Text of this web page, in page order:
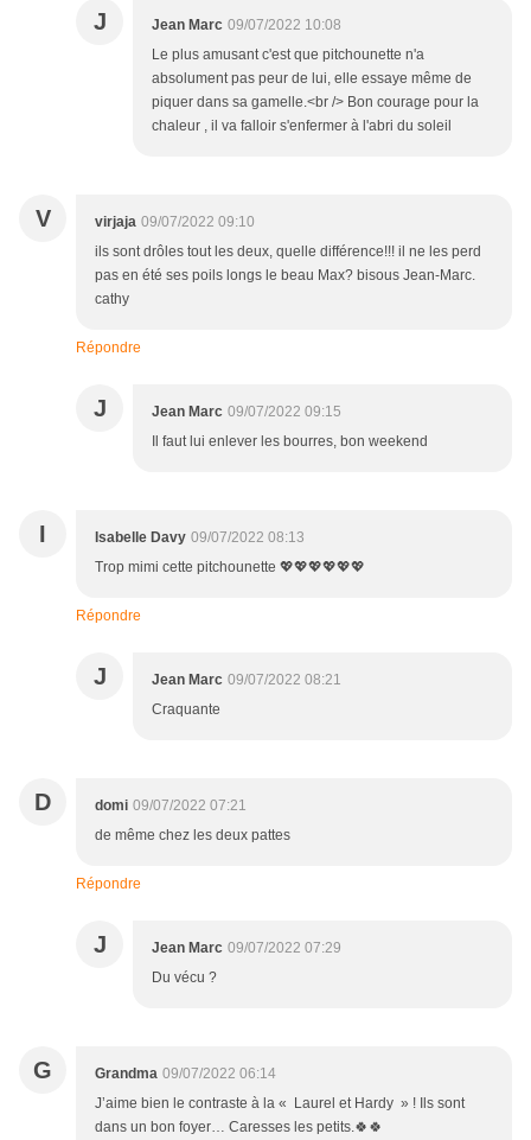
J Jean Marc 09/07/2022 10:08
Le plus amusant c'est que pitchounette n'a
absolument pas peur de lui, elle essaye même de
piquer dans sa gamelle.<br /> Bon courage pour la
chaleur , il va falloir s'enfermer à l'abri du soleil
V virjaja 09/07/2022 09:10
ils sont drôles tout les deux, quelle différence!!! il ne les perd
pas en été ses poils longs le beau Max? bisous Jean-Marc.
cathy
Répondre
J Jean Marc 09/07/2022 09:15
Il faut lui enlever les bourres, bon weekend
I Isabelle Davy 09/07/2022 08:13
Trop mimi cette pitchounette 💖💖💖💖💖💖
Répondre
J Jean Marc 09/07/2022 08:21
Craquante
D domi 09/07/2022 07:21
de même chez les deux pattes
Répondre
J Jean Marc 09/07/2022 07:29
Du vécu ?
G Grandma 09/07/2022 06:14
J’aime bien le contraste à la « Laurel et Hardy » ! Ils sont
dans un bon foyer… Caresses les petits.🍀🍀